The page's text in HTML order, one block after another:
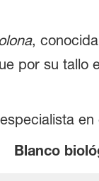
,
por su tallo
Blanco